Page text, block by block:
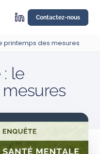
Contactez-nous
printemps des mesures
le